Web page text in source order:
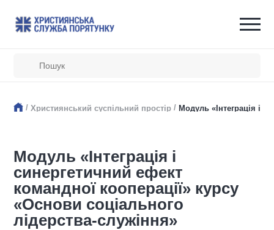
/ Християнський суспільний простір / Модуль «Інтеграція і
Модуль «Інтеграція і
синергетичний ефект
командної кооперації» курсу
«Основи соціального
лідерства-служіння»